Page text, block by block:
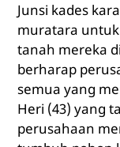
Junsi kades
muratara
tanah mereka
berharap
semua yang
Heri (43) yang
perusahaan